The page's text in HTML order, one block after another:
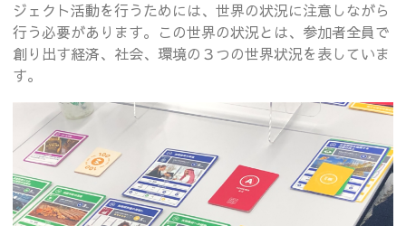
ジェクト活動を行うためには、世界の状況に注意しながら
行う必要があります。この世界の状況とは、参加者全員で
創り出す経済、社会、環境の３つの世界状況を表していま
す。